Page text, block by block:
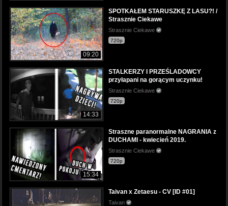
09:20
SPOTKAŁEM STARUSZKĘ Z LASU?! /
Strasznie Ciekawe
Strasznie Ciekawe
720p
14:33
STALKERZY I PRZEŚLADOWCY
przyłapani na gorącym uczynku!
Strasznie Ciekawe
720p
15:34
Straszne paranormalne NAGRANIA z
DUCHAMI - kwiecień 2019.
Strasznie Ciekawe
720p
Taivan x Zetaesu - CV [ID #01]
Taivan